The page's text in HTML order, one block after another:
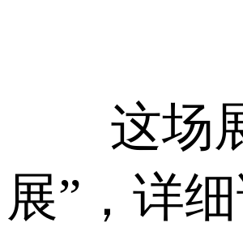
这场展
展”，详